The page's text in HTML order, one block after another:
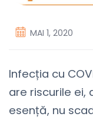
MAI 1, 2020
Infecția cu
are riscurile ei,
esență, nu